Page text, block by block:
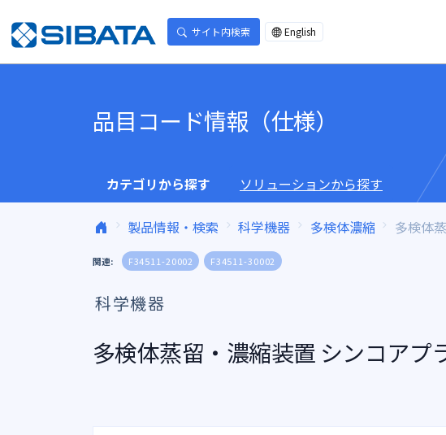
サイト内検索 English
品目コード情報（仕様）
カテゴリから探す ソリューションから探す
製品情報・検索 科学機器 多検体濃縮 多検体
関連: F34511-20002 F34511-30002
科学機器
多検体蒸留・濃縮装置 シンコアプ